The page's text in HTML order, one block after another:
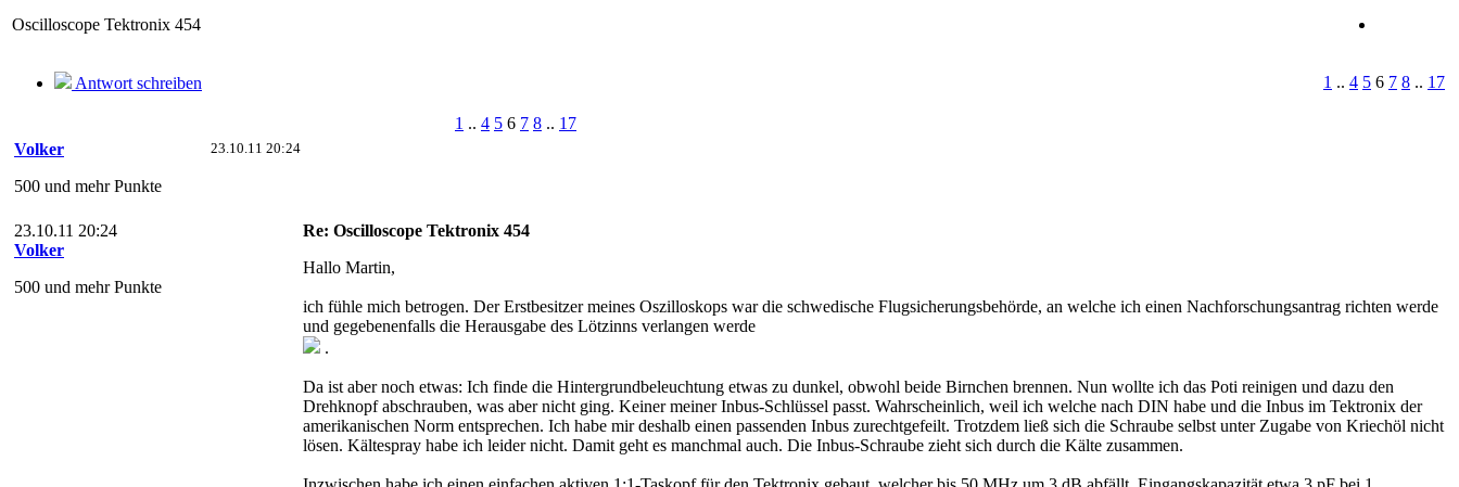
Oscilloscope Tektronix 454
Antwort schreiben 1 .. 4 5 6 7 8 .. 17
1 .. 4 5 6 7 8 .. 17
23.10.11 20:24
Volker
500 und mehr Punkte
23.10.11 20:24
Volker
500 und mehr Punkte
Re: Oscilloscope Tektronix 454
Hallo Martin,
ich fühle mich betrogen. Der Erstbesitzer meines Oszilloskops war die schwedische Flugsicherungsbehörde, an welche ich einen Nachforschungsantrag richten werde
und gegebenenfalls die Herausgabe des Lötzinns verlangen werde
.
Da ist aber noch etwas: Ich finde die Hintergrundbeleuchtung etwas zu dunkel, obwohl beide Birnchen brennen. Nun wollte ich das Poti reinigen und dazu den
Drehknopf abschrauben, was aber nicht ging. Keiner meiner Inbus-Schlüssel passt. Wahrscheinlich, weil ich welche nach DIN habe und die Inbus im Tektronix der
amerikanischen Norm entsprechen. Ich habe mir deshalb einen passenden Inbus zurechtgefeilt. Trotzdem ließ sich die Schraube selbst unter Zugabe von Kriechöl nicht
lösen. Kältespray habe ich leider nicht. Damit geht es manchmal auch. Die Inbus-Schraube zieht sich durch die Kälte zusammen.